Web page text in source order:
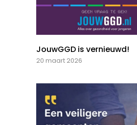
JouwGGD is vernieuwd!
20 maart 2026